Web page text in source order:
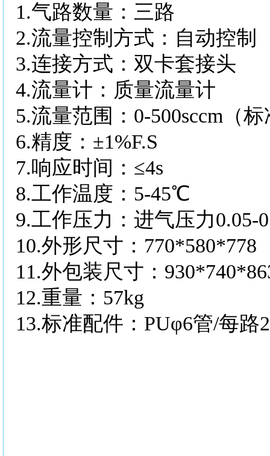
1.气路数量：三路
2.流量控制方式：自动控制
3.连接方式：双卡套接头
4.流量计：质量流量计
5.流量范围： 0-500sccm（
6.精度： ±1%F.S
7.响应时间： ≤4s
8.工作温度： 5-45℃
9.工作压力：进气压力0.05-
10.外形尺寸： 770*580*778
11.外包装尺寸：
12.重量： 57kg
13.标准配件： PUφ6管/每路